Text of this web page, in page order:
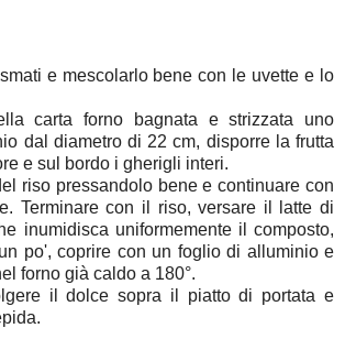
e mescolarlo bene con le uvette e lo
carta forno bagnata e strizzata uno
dal diametro di 22 cm, disporre la frutta
e sul bordo i gherigli interi.
riso pressandolo bene e continuare con
Terminare con il riso, versare il latte di
inumidisca uniformemente il composto,
po', coprire con un foglio di alluminio e
forno già caldo a 180°.
il dolce sopra il piatto di portata e